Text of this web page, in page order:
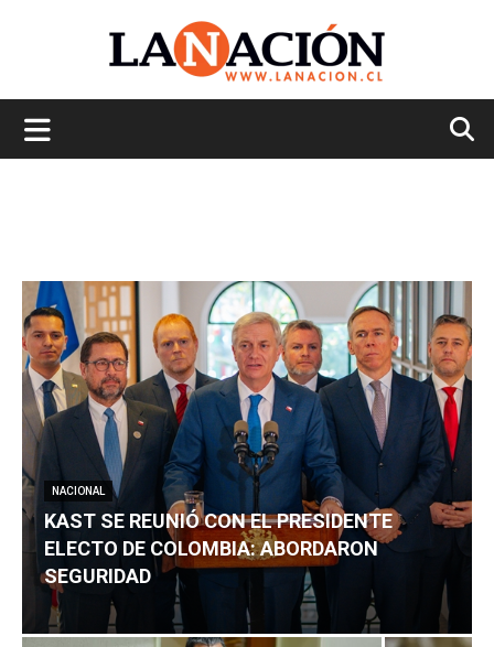
NACIONAL
KAST SE REUNIÓ CON EL PRESIDENTE
ELECTO DE COLOMBIA: ABORDARON
SEGURIDAD